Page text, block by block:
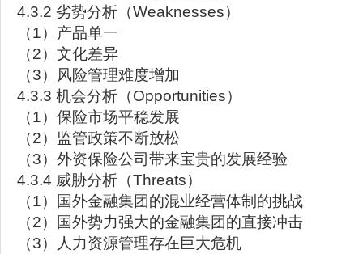
4.3.2 劣势分析（Weaknesses）
（1）产品单一
（2）文化差异
（3）风险管理难度增加
4.3.3 机会分析（Opportunities）
（1）保险市场平稳发展
（2）监管政策不断放松
（3）外资保险公司带来宝贵的发展经验
4.3.4 威胁分析（Threats）
（1）国外金融集团的混业经营体制的挑战
（2）国外势力强大的金融集团的直接冲击
（3）人力资源管理存在巨大危机